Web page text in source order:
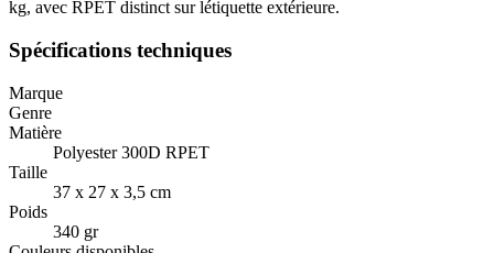
kg, avec RPET distinct sur létiquette extérieure.
Spécifications techniques
Marque
Genre
Matière
Polyester 300D RPET
Taille
37 x 27 x 3,5 cm
Poids
340 gr